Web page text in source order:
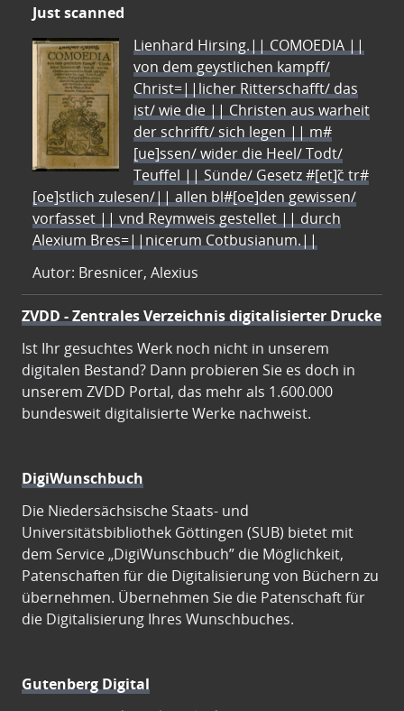
Just scanned
Lienhard Hirsing.|| COMOEDIA ||
von dem geystlichen kampff/
Christ=||licher Ritterschafft/ das
ist/ wie die || Christen aus warheit
der schrifft/ sich legen || m#
[ue]ssen/ wider die Heel/ Todt/
Teuffel || Sünde/ Gesetz #[et]c̃ tr#
[oe]stlich zulesen/|| allen bl#[oe]den gewissen/
vorfasset || vnd Reymweis gestellet || durch
Alexium Bres=||nicerum Cotbusianum.||
Autor: Bresnicer, Alexius
ZVDD - Zentrales Verzeichnis digitalisierter Drucke
Ist Ihr gesuchtes Werk noch nicht in unserem
digitalen Bestand? Dann probieren Sie es doch in
unserem ZVDD Portal, das mehr als 1.600.000
bundesweit digitalisierte Werke nachweist.
DigiWunschbuch
Die Niedersächsische Staats- und
Universitätsbibliothek Göttingen (SUB) bietet mit
dem Service „DigiWunschbuch” die Möglichkeit,
Patenschaften für die Digitalisierung von Büchern zu
übernehmen. Übernehmen Sie die Patenschaft für
die Digitalisierung Ihres Wunschbuches.
Gutenberg Digital